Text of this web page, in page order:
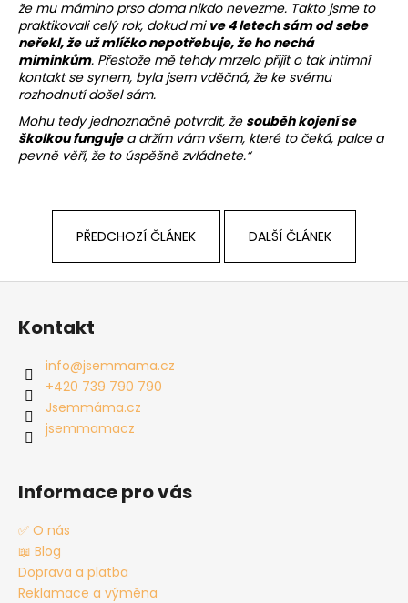
že mu mámino prso doma nikdo nevezme. Takto jsme to
praktikovali celý rok, dokud mi ve 4 letech sám od sebe
neřekl, že už mlíčko nepotřebuje, že ho nechá
miminkům. Přestože mě tehdy mrzelo přijít o tak intimní
kontakt se synem, byla jsem vděčná, že ke svému
rozhodnutí došel sám.
Mohu tedy jednoznačně potvrdit, že souběh kojení se
školkou fungujea držím vám všem, které to čeká, palce a
pevně věří, že to úspěšně zvládnete.“
PŘEDCHOZÍ ČLÁNEK DALŠÍ ČLÁNEK
Z
Kontakt
info@jsemmama.cz
+420 739 790 790
Jsemmáma.cz
jsemmamacz
Informace pro vás
✅ O nás
📖 Blog
Doprava a platba
Reklamace a výměna